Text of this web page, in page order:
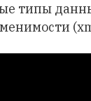
типы